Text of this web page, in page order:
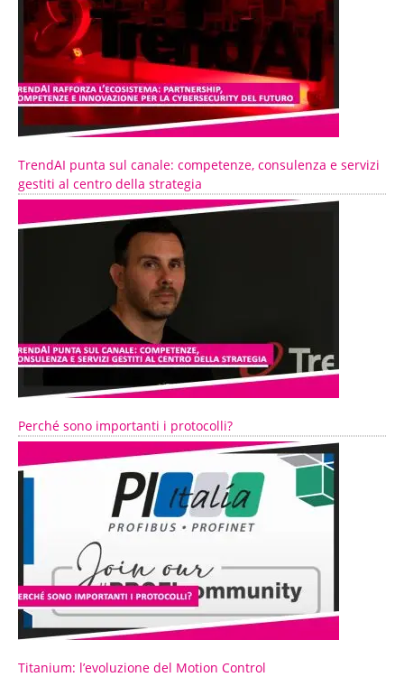
TrendAI punta sul canale: competenze, consulenza e servizi
gestiti al centro della strategia
Perché sono importanti i protocolli?
Titanium: l’evoluzione del Motion Control